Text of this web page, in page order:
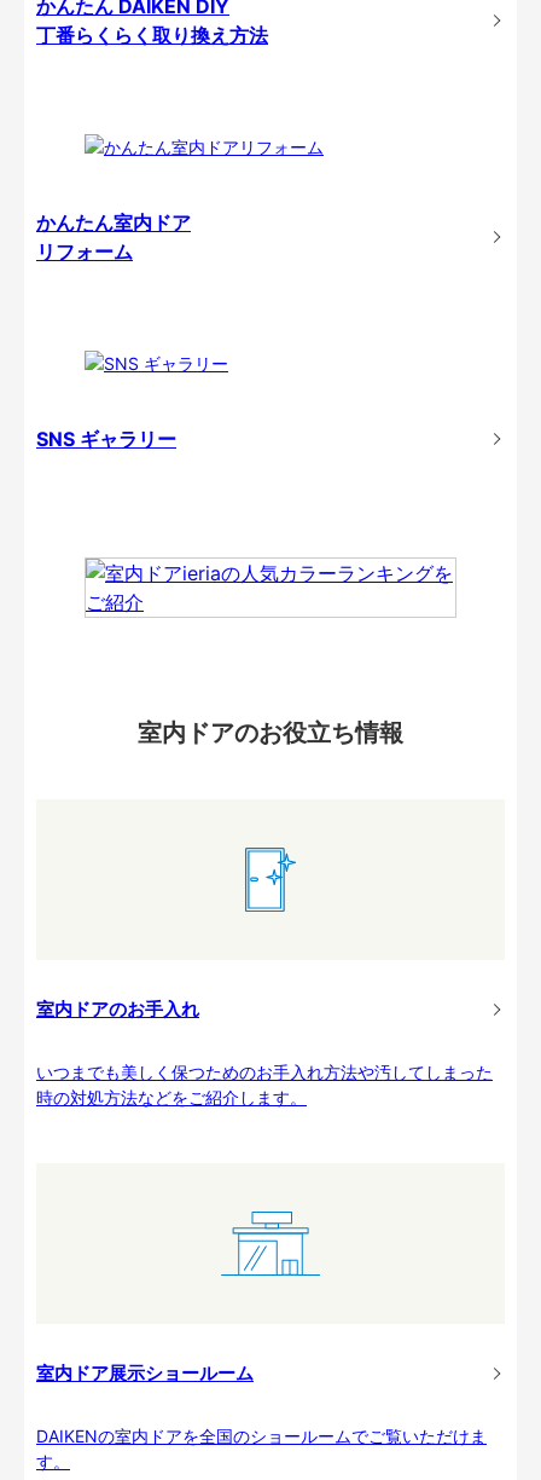
かんたん DAIKEN DIY
丁番らくらく取り換え方法
かんたん室内ドア
リフォーム
SNS ギャラリー
室内ドアのお役立ち情報
室内ドアのお手入れ
いつまでも美しく保つためのお手入れ方法や汚してしまった
時の対処方法などをご紹介します。
室内ドア展示ショールーム
DAIKENの室内ドアを全国のショールームでご覧いただけま
す。